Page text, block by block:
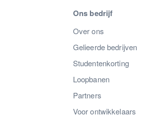
Ons bedrijf
Over ons
Gelieerde bedrijven
Studentenkorting
Loopbanen
Partners
Voor ontwikkelaars